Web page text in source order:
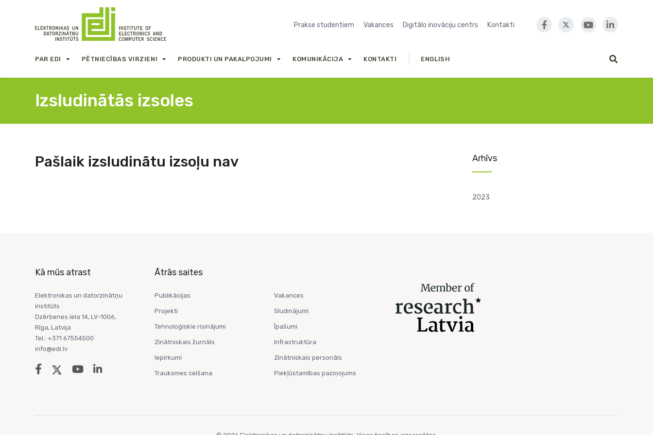
Prakse studentiem Vakances Digitālo inovāciju centrs Kontakti
PAR EDI PĒTNIECĪBAS VIRZIENI PRODUKTI UN PAKALPOJUMI KOMUNIKĀCIJA KONTAKTI ENGLISH
Izsludinātās izsoles
Pašlaik izsludinātu izsoļu nav Arhīvs
2023
Kā mūs atrast
Elektronikas un datorzinātņu
institūts
Dzērbenes iela 14, LV-1006,
Rīga, Latvija
Tel.: +371 67554500
info@edi.lv
Ātrās saites
Publikācijas
Projekti
Tehnoloģiskie risinājumi
Zinātniskais žurnāls
Iepirkumi
Trauksmes celšana
Vakances
Sludinājumi
Īpašumi
Infrastruktūra
Zinātniskais personāls
Piekļūstamības paziņojums